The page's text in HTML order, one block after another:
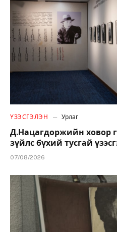
ҮЗЭСГЭЛЭН Урлаг
Д.Нацагдоржийн ховор
зүйлс бүхий тусгай
07/08/2026